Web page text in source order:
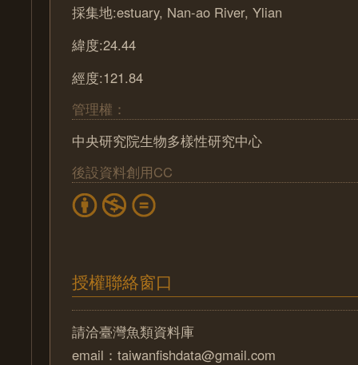
採集地:estuary, Nan-ao River, Ylian
緯度:24.44
經度:121.84
管理權：
中央研究院生物多樣性研究中心
後設資料創用CC
授權聯絡窗口
請洽臺灣魚類資料庫
email：taiwanfishdata@gmail.com